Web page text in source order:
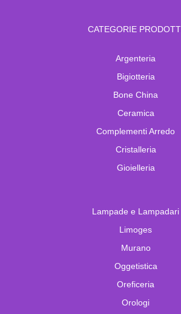
CATEGORIE
Argenteria
Bigiotteria
Bone China
Ceramica
Complementi Arredo
Cristalleria
Gioielleria
Lampade e Lampadari
Limoges
Murano
Oggetistica
Oreficeria
Orologi